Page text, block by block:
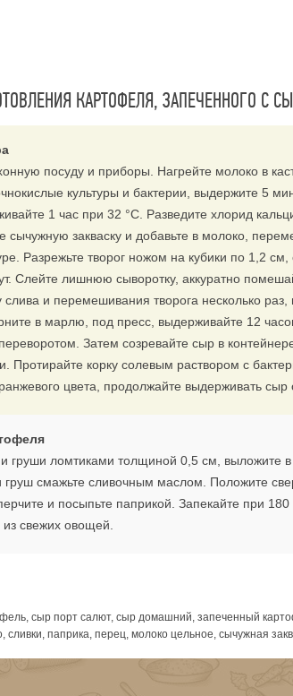
КАРТОФЕЛЯ, ЗАПЕЧЕННОГО С
посуду и приборы. Нагрейте молоко в
культуры и бактерии, выдержите 5
1 час при 32 °С. Разведите хлорид
сычужную закваску и добавьте в молоко,
Разрежьте творог ножом на кубики по 1,2
Слейте лишнюю сыворотку, аккуратно
слива и перемешивания творога несколько
в марлю, под пресс, выдерживайте 12
Затем созревайте сыр в
Протирайте корку солевым раствором с
цвета, продолжайте выдерживать
груши ломтиками толщиной 0,5 см,
смажьте сливочным маслом. Положите
и посыпьте паприкой. Запекайте при
свежих овощей.
сыр порт салют, сыр домашний, запеченный
сливки, паприка, перец, молоко цельное, сычужная